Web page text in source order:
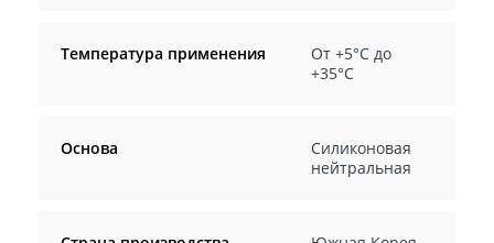
Температура применения
От +5°С до
+35°С
Основа
Силиконовая
нейтральная